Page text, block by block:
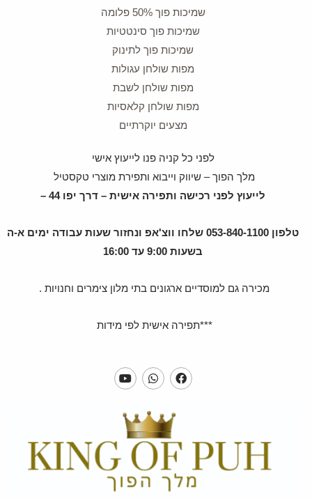
שמיכות פוך 50% פלומה
שמיכות פוך סינטטיות
שמיכות פוך לתינוק
מפות שולחן עגולות
מפות שולחן לשבת
מפות שולחן קלאסיות
מצעים יוקרתיים
לפני כל קניה פנו לייעוץ אישי
מלך הפוך – שיווק וייבוא ותפירת מוצרי טקסטיל
לייעוץ לפני רכישה ותפירה אישית – דרך יפו 44 –
טלפון 053-840-1100 שלחו ווצ'אפ ונחזור שעות עבודה ימים א-ה
בשעות 9:00 עד 16:00
מכירה גם למוסדיים ארגונים בתי מלון צימרים וחנויות .
***תפירה אישית לפי מידות